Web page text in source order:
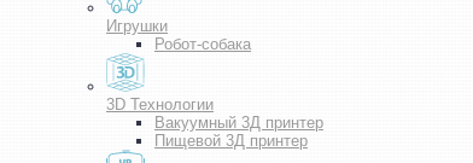
Игрушки
Робот-собака
3D Технологии
Вакуумный 3Д принтер
Пищевой 3Д принтер